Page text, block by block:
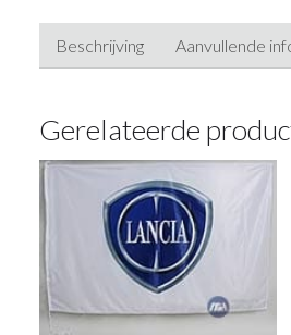
Beschrijving Aanvullende
Gerelateerde